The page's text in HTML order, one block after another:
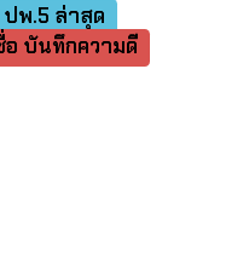
ปพ.5 ล่าสุด
อ บันทึกความดี